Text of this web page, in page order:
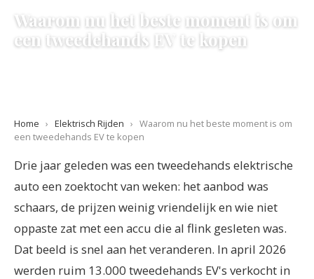
Waarom nu het beste moment is om
een tweedehands EV te kopen
Home › Elektrisch Rijden › Waarom nu het beste moment is om
een tweedehands EV te kopen
Drie jaar geleden was een tweedehands elektrische
auto een zoektocht van weken: het aanbod was
schaars, de prijzen weinig vriendelijk en wie niet
oppaste zat met een accu die al flink gesleten was.
Dat beeld is snel aan het veranderen. In april 2026
werden ruim 13.000 tweedehands EV's verkocht in